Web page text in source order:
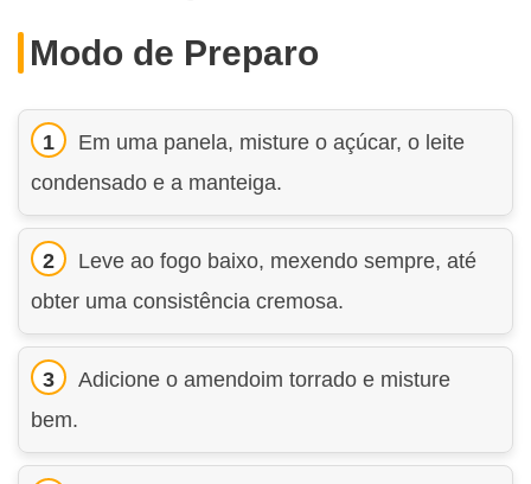
Modo de Preparo
Em uma panela, misture o açúcar, o leite
condensado e a manteiga.
Leve ao fogo baixo, mexendo sempre, até
obter uma consistência cremosa.
Adicione o amendoim torrado e misture
bem.